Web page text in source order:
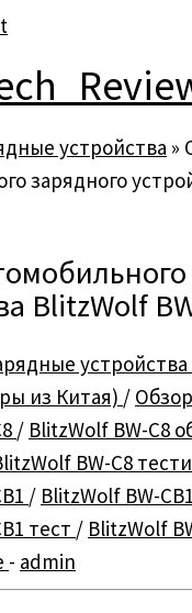
устройства »
зарядного
BlitzWolf
устройства
из Китая) /
/ BlitzWolf BW-C8
BW-C8
/ BlitzWolf BW-
тест / BlitzWolf
- admin